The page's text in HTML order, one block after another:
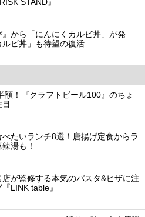
』から「にんにくカルビ丼」が発
ビ丼」も待望の復活
額！『クラフトビール100』のちょ
べたいランチ8選！唐揚げ定食からラ
湯も！
が監修する本気のパスタ&ピザに注
LINK table』